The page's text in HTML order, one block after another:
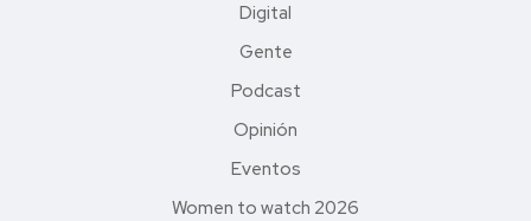
Digital
Gente
Podcast
Opinión
Eventos
Women to watch 2026